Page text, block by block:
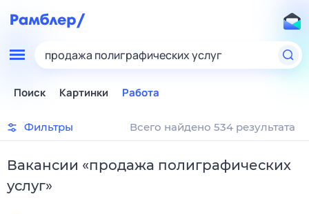
продажа полиграфических услуг
Поиск Картинки Работа
Фильтры Всего найдено 534 результата
Вакансии «продажа полиграфических
услуг»